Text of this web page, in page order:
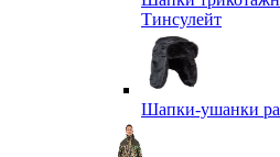
Тинсулейт
Шапки-ушанки